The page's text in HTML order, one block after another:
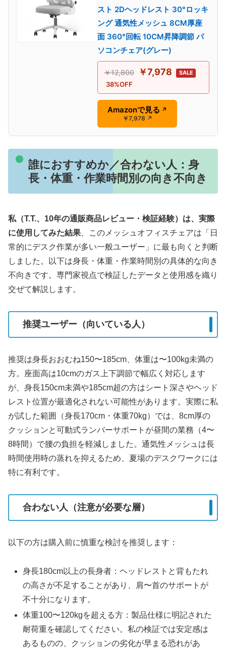
スト 2Dヘッドレスト 30°ロッキ
ング 通気性メッシュ 8CM厚座
面 360°回転 10CM昇降調節 パ
ソコンチェア(グレー)
￥12,800 ￥7,978 SALE
38%OFF
Amazonで見る ↗
￥7,978 ↗
誰におすすめか／合わない人：身
長・体重・作業時間別の向き不向き
私（T.T.、10年の通販商品レビュー・検証経験）は、実際
に使用してみた結果 、このメッシュオフィスチェアは「日
常的にデスク作業が多い一般ユーザー」に最も向くと判断
しました。以下は身長・体重・作業時間別の具体的な向き
不向きです。専門家視点で検証したデータと使用感を織り
交ぜて解説します。
推奨ユーザー（向いている人）
推奨は身長おおむね150〜185cm、体重は〜100kg未満の
方。座面高は10cmのガス上下調節で幅広く対応します
が、身長150cm未満や185cm超の方はシート深さやヘッド
レスト位置が最適化されない可能性があります。実際に私
が試した範囲（身長170cm・体重70kg）では、8cm厚の
クッションと可動式ランバーサポートが昼間の業務（4〜
8時間）で腰の負担を軽減しました。通気性メッシュは長
時間使用時の蒸れを抑えるため、夏場のデスクワークには
特に有利です。
合わない人（注意が必要な層）
以下の方は購入前に慎重な検討を推奨します：
身長180cm以上の長身者：ヘッドレストと背もたれ
の高さが不足することがあり、肩〜首のサポートが
不十分になります。
体重100〜120kgを超える方：製品仕様に明記された
耐荷重を確認してください。私の検証では安定感は
あるものの、クッションの劣化が早まる恐れがあ